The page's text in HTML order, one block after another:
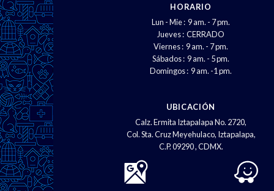
HORARIO
Lun - Mie : 9 am. - 7 pm.
Jueves : CERRADO
Viernes : 9 am. - 7 pm.
Sábados : 9 am. - 5 pm.
Domingos : 9 am. -1 pm.
UBICACIÓN
Calz. Ermita Iztapalapa No. 2720,
Col. Sta. Cruz Meyehulaco, Iztapalapa,
C.P. 09290 , CDMX.